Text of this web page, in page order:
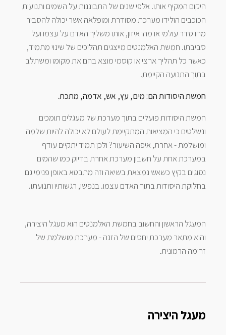
היקום המקיף אותו. אלפי שנים של התבוננות על השמים ותנועות
הכוכבים הולידו מערכת מסודרת ומופלאה אשר יכולה להסביר
מהו סדר עולמי או מהו איזון, אותו משליך האדם על עצמו ועל
סביבתו. חמשת האלמנטים מייצגים תהליכים של שינוי מתמיד,
כאשר כל תהליך ארצי או קוסמי מוצא בהם את מקומו ומשתלב
בתוך התנועה הקיימת.
חמשת היסודות הם: מים, עץ, אש, אדמה, מתכת.
חמשת היסודות פועלים בתוך מערכת של מעגלים תומכים
ונשלטים כי המציאות המתקיימת לעולם לא יכולה להיות שלמה
ומושלמת - אחרת, איפה השיעור? ולכן תמיד יתקיים עודף
במערכת אחת על חשבון מערכת אחרת בדיוק כמו שהמים
נסוגים בקיץ כשאש נמצאת בשיאה וזה מתבטא באופן פנימי גם
בחלוקת היסודות בתוך האדם עצמו. בנפשו, רגשותיו ותנועתו.
המעגל הראשון והחשוב בחמשת האלמנטים הוא מעגל היצירה,
והוא מתאר מערכת יחסים של הזנה - מערכת מושלמת של
זרימה הרמונית.
מעגל היצירה